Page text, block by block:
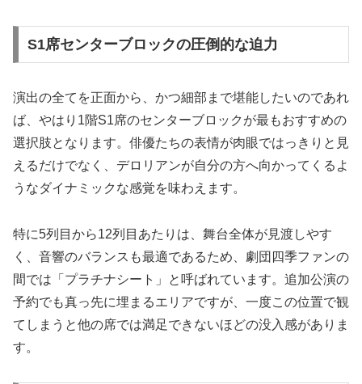
S1席センターブロックの圧倒的な迫力
演出の全てを正面から、かつ細部まで堪能したいのであれ
ば、やはり1階S1席のセンターブロックが最もおすすめの
選択肢となります。俳優たちの表情が肉眼ではっきりと見
えるだけでなく、デロリアンが自分の方へ向かってくるよ
うなダイナミックな感覚を味わえます。
特に5列目から12列目あたりは、舞台全体が見渡しやす
く、音響のバランスも最適であるため、劇団四季ファンの
間では「プラチナシート」と呼ばれています。追加公演の
予約でも真っ先に埋まるエリアですが、一度この位置で観
てしまうと他の席では満足できないほどの没入感がありま
す。